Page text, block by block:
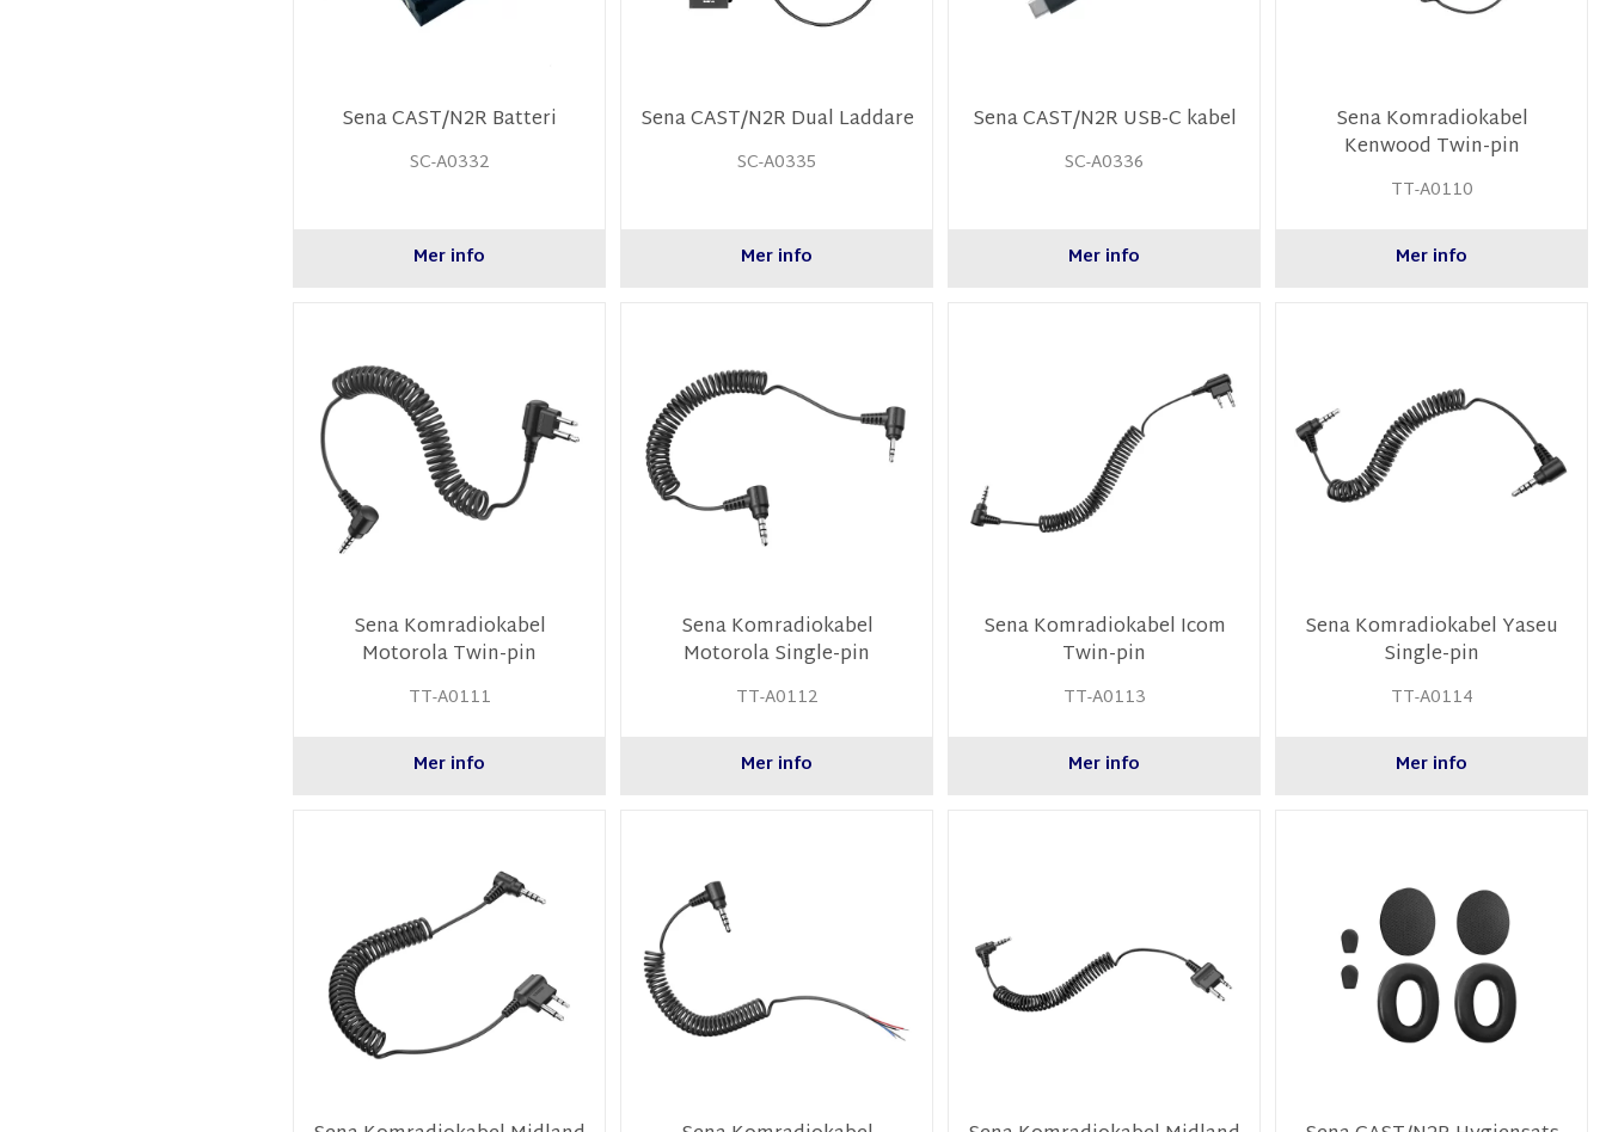
Sena CAST/N2R Batteri
SC-A0332
Mer info
Sena CAST/N2R Dual Laddare
SC-A0335
Mer info
Sena CAST/N2R USB-C kabel
SC-A0336
Mer info
Sena Komradiokabel
Kenwood Twin-pin
TT-A0110
Mer info
Sena Komradiokabel
Motorola Twin-pin
TT-A0111
Mer info
Sena Komradiokabel
Motorola Single-pin
TT-A0112
Mer info
Sena Komradiokabel Icom
Twin-pin
TT-A0113
Mer info
Sena Komradiokabel Yaseu
Single-pin
TT-A0114
Mer info